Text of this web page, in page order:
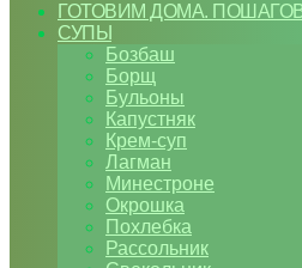
ГОТОВИМ ДОМА.
СУПЫ
Бозбаш
Борщ
Бульоны
Капустняк
Крем-суп
Лагман
Минестроне
Окрошка
Похлебка
Рассольник